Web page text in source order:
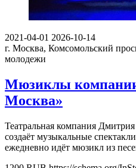
2021-04-01 2026-10-14
г. Москва, Комсомольский
молодежи
Мюзиклы
Москва»
Театральная компания
создаёт музыкальные
ежедневно идёт мюзикл из